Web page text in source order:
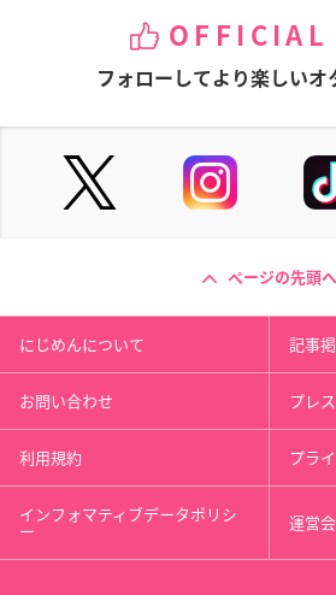
OFFICIAL
フォローしてより楽しいオ
ページの先頭へ
にじめんについて 記事
お問い合わせ プレ
利用規約 プラ
インフォマティブデータポリシ
ー 運営